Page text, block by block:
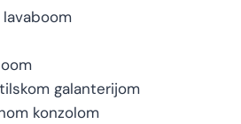
galanterijom
konzolom